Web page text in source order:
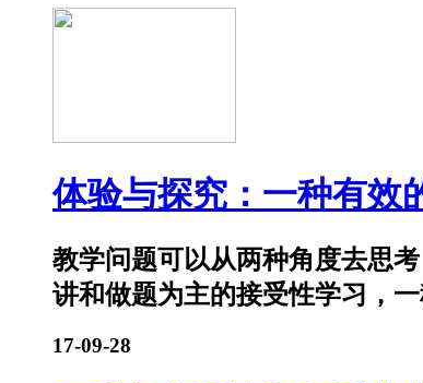
体验与探究：一种有效
教学问题可以从两种角度去思
讲和做题为主的接受性学习，
17-09-28